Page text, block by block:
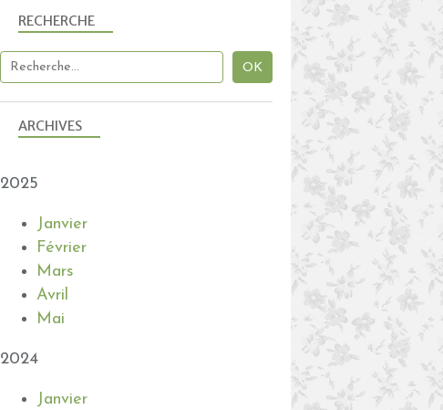
RECHERCHE
ARCHIVES
2025
Janvier
Février
Mars
Avril
Mai
2024
Janvier